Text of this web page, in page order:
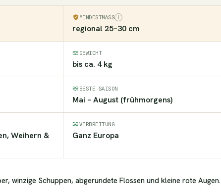
MINDESTMASS
regional 25–30 cm
GEWICHT
bis ca. 4 kg
BESTE SAISON
Mai – August (frühmorgens)
Weihern &
VERBREITUNG
Ganz Europa
winzige Schuppen, abgerundete Flossen und kleine rote Augen.